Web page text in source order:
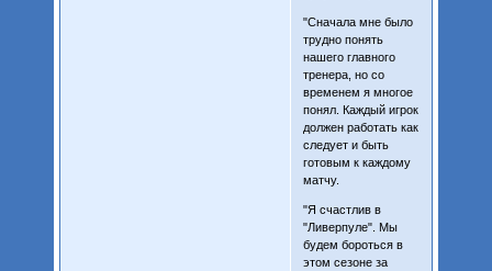
"Сначала мне было
трудно понять
нашего главного
тренера, но со
временем я многое
понял. Каждый игрок
должен работать как
следует и быть
готовым к каждому
матчу.
"Я счастлив в
"Ливерпуле". Мы
будем бороться в
этом сезоне за